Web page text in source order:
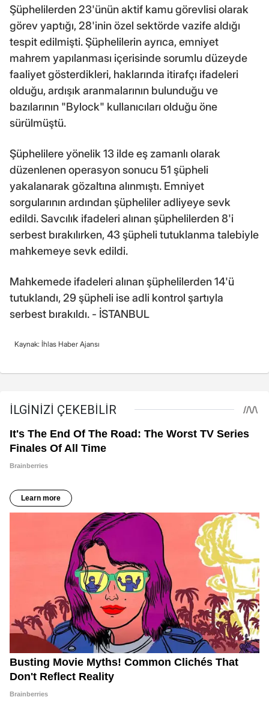
Şüphelilerden 23'ünün aktif kamu görevlisi olarak
görev yaptığı, 28'inin özel sektörde vazife aldığı
tespit edilmişti. Şüphelilerin ayrıca, emniyet
mahrem yapılanması içerisinde sorumlu düzeyde
faaliyet gösterdikleri, haklarında itirafçı ifadeleri
olduğu, ardışık aranmalarının bulunduğu ve
bazılarının "Bylock" kullanıcıları olduğu öne
sürülmüştü.
Şüphelilere yönelik 13 ilde eş zamanlı olarak
düzenlenen operasyon sonucu 51 şüpheli
yakalanarak gözaltına alınmıştı. Emniyet
sorgularının ardından şüpheliler adliyeye sevk
edildi. Savcılık ifadeleri alınan şüphelilerden 8'i
serbest bırakılırken, 43 şüpheli tutuklanma talebiyle
mahkemeye sevk edildi.
Mahkemede ifadeleri alınan şüphelilerden 14'ü
tutuklandı, 29 şüpheli ise adli kontrol şartıyla
serbest bırakıldı. - İSTANBUL
Kaynak: İhlas Haber Ajansı